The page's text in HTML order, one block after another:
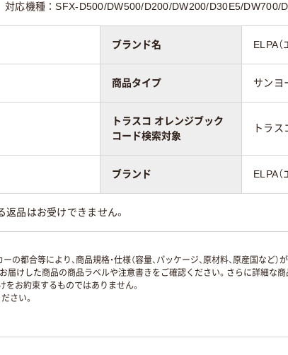
応機種：SFX-D500/DW500/D200/DW200/D30E5/DW700/
ブランド名 ELPA（
商品タイプ サンヨ
トラスコ オレンジブック
コード検索対象
トラ
ブランド ELPA（
返品はお受けできません。
都合等により、商品規格・仕様（容量、パッケージ、原材料、原産国など
けした商品の商品ラベルや注意書きをご確認ください。さらに詳細な商
をお約束するものではありません。
さい。